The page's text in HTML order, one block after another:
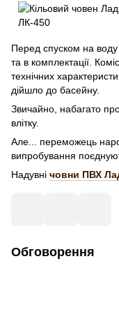
Перед спуском на воду
та в комплектації.
технічних
дійшло до басейну.
Звичайно, набагато
влітку.
Але... переможець
випробування
Надувні човни ПВХ
Обговорення